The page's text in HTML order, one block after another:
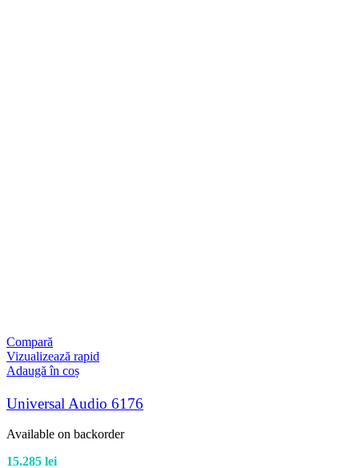
Compară
Vizualizează rapid
Adaugă în coș
Universal Audio 6176
Available on backorder
15.285 lei